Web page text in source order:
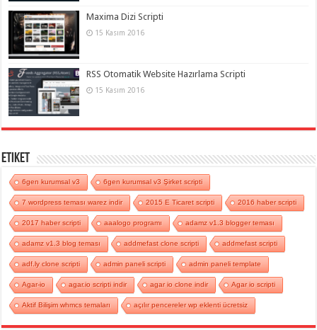
Maxima Dizi Scripti
15 Kasım 2016
RSS Otomatik Website Hazırlama Scripti
15 Kasım 2016
Etiket
6gen kurumsal v3 6gen kurumsal v3 Şirket scripti
7 wordpress teması warez indir 2015 E Ticaret scripti 2016 haber scripti
2017 haber scripti aaalogo programı adamz v1.3 blogger teması
adamz v1.3 blog teması addmefast clone scripti addmefast scripti
adf.ly clone scripti admin paneli scripti admin paneli template
Agar-io agar.io scripti indir agar io clone indir Agar io scripti
Aktif Bilişim whmcs temaları açılır pencereler wp eklenti ücretsiz